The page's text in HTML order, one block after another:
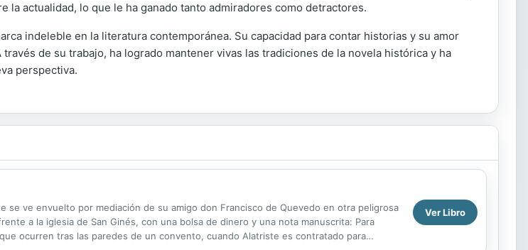
actualidad, lo que le ha ganado tanto admiradores como detractores.
indeleble en la literatura contemporánea. Su capacidad para contar historias y su amor
de su trabajo, ha logrado mantener vivas las tradiciones de la novela histórica y ha
perspectiva.
ve envuelto por mediación de su amigo don Francisco de Quevedo en otra peligrosa
a la iglesia de San Ginés, con una bolsa de dinero y una nota manuscrita: Para
ocurren tras las paredes de un convento, cuando Alatriste es contratado para
Ver Libro